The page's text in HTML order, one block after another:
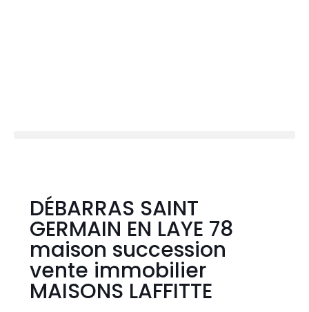
DÉBARRAS SAINT
GERMAIN EN LAYE 78
maison succession
vente immobilier
MAISONS LAFFITTE